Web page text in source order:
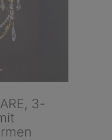
3-